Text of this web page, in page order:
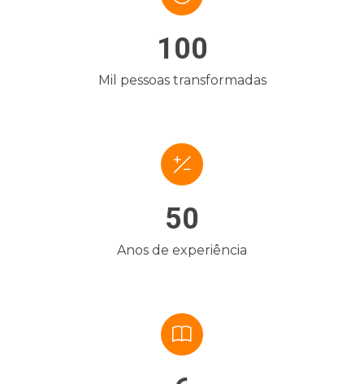
100
Mil pessoas transformadas
50
Anos de experiência